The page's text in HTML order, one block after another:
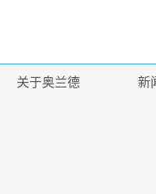
关于奥兰德 新